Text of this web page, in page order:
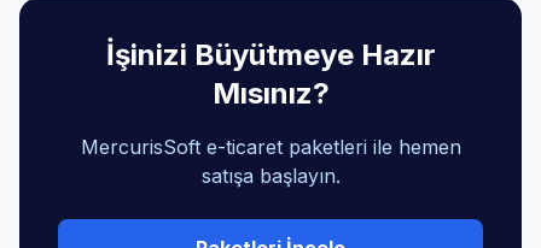
İşinizi Büyütmeye Hazır
Mısınız?
MercurisSoft e-ticaret paketleri ile hemen
satışa başlayın.